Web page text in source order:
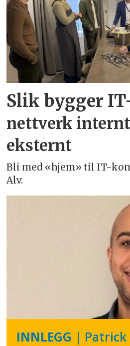
Slik bygger
nettverk
eksternt
Bli med «hjem» til IT-
Alv.
INNLEGG | Patrick